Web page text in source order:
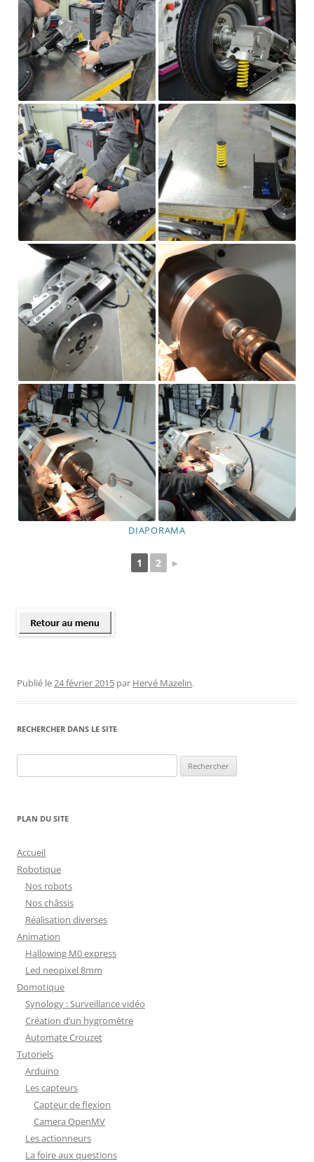
DIAPORAMA
1 2 ►
Publié le 24 février 2015 par Hervé Mazelin.
RECHERCHER DANS LE SITE
PLAN DU SITE
Accueil
Robotique
Nos robots
Nos châssis
Réalisation diverses
Animation
Hallowing M0 express
Led neopixel 8mm
Domotique
Synology : Surveillance vidéo
Création d’un hygromètre
Automate Crouzet
Tutoriels
Arduino
Les capteurs
Capteur de flexion
Camera OpenMV
Les actionneurs
La foire aux questions